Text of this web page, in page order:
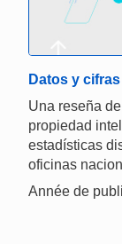
Datos y cifras
Una reseña
propiedad
estadísticas
oficinas
Année de